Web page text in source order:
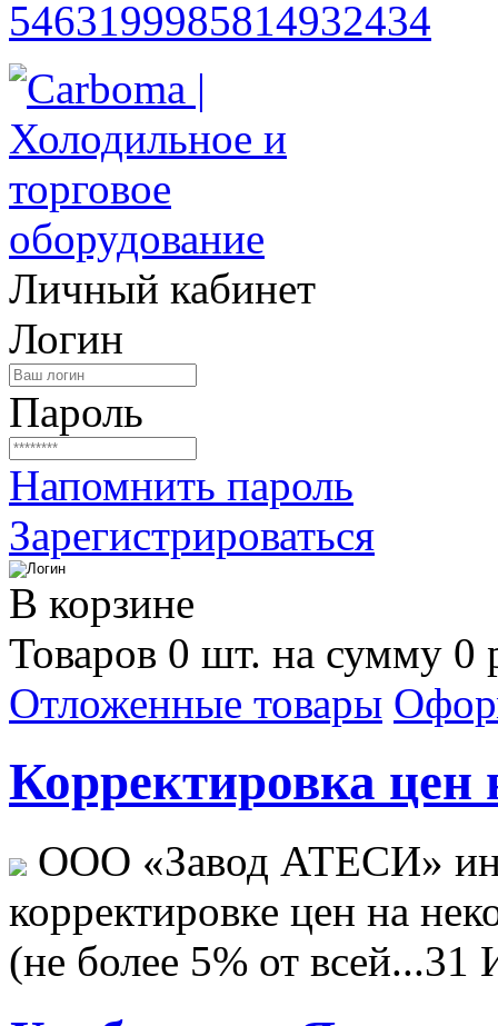
Личный кабинет
Логин
Пароль
Напомнить пароль
Зарегистрироваться
В корзине
Товаров 0 шт. на сумму 0
Отложенные товары
Корректировка цен
ООО «Завод АТЕСИ»
корректировке цен на
(не более 5% от всей...31